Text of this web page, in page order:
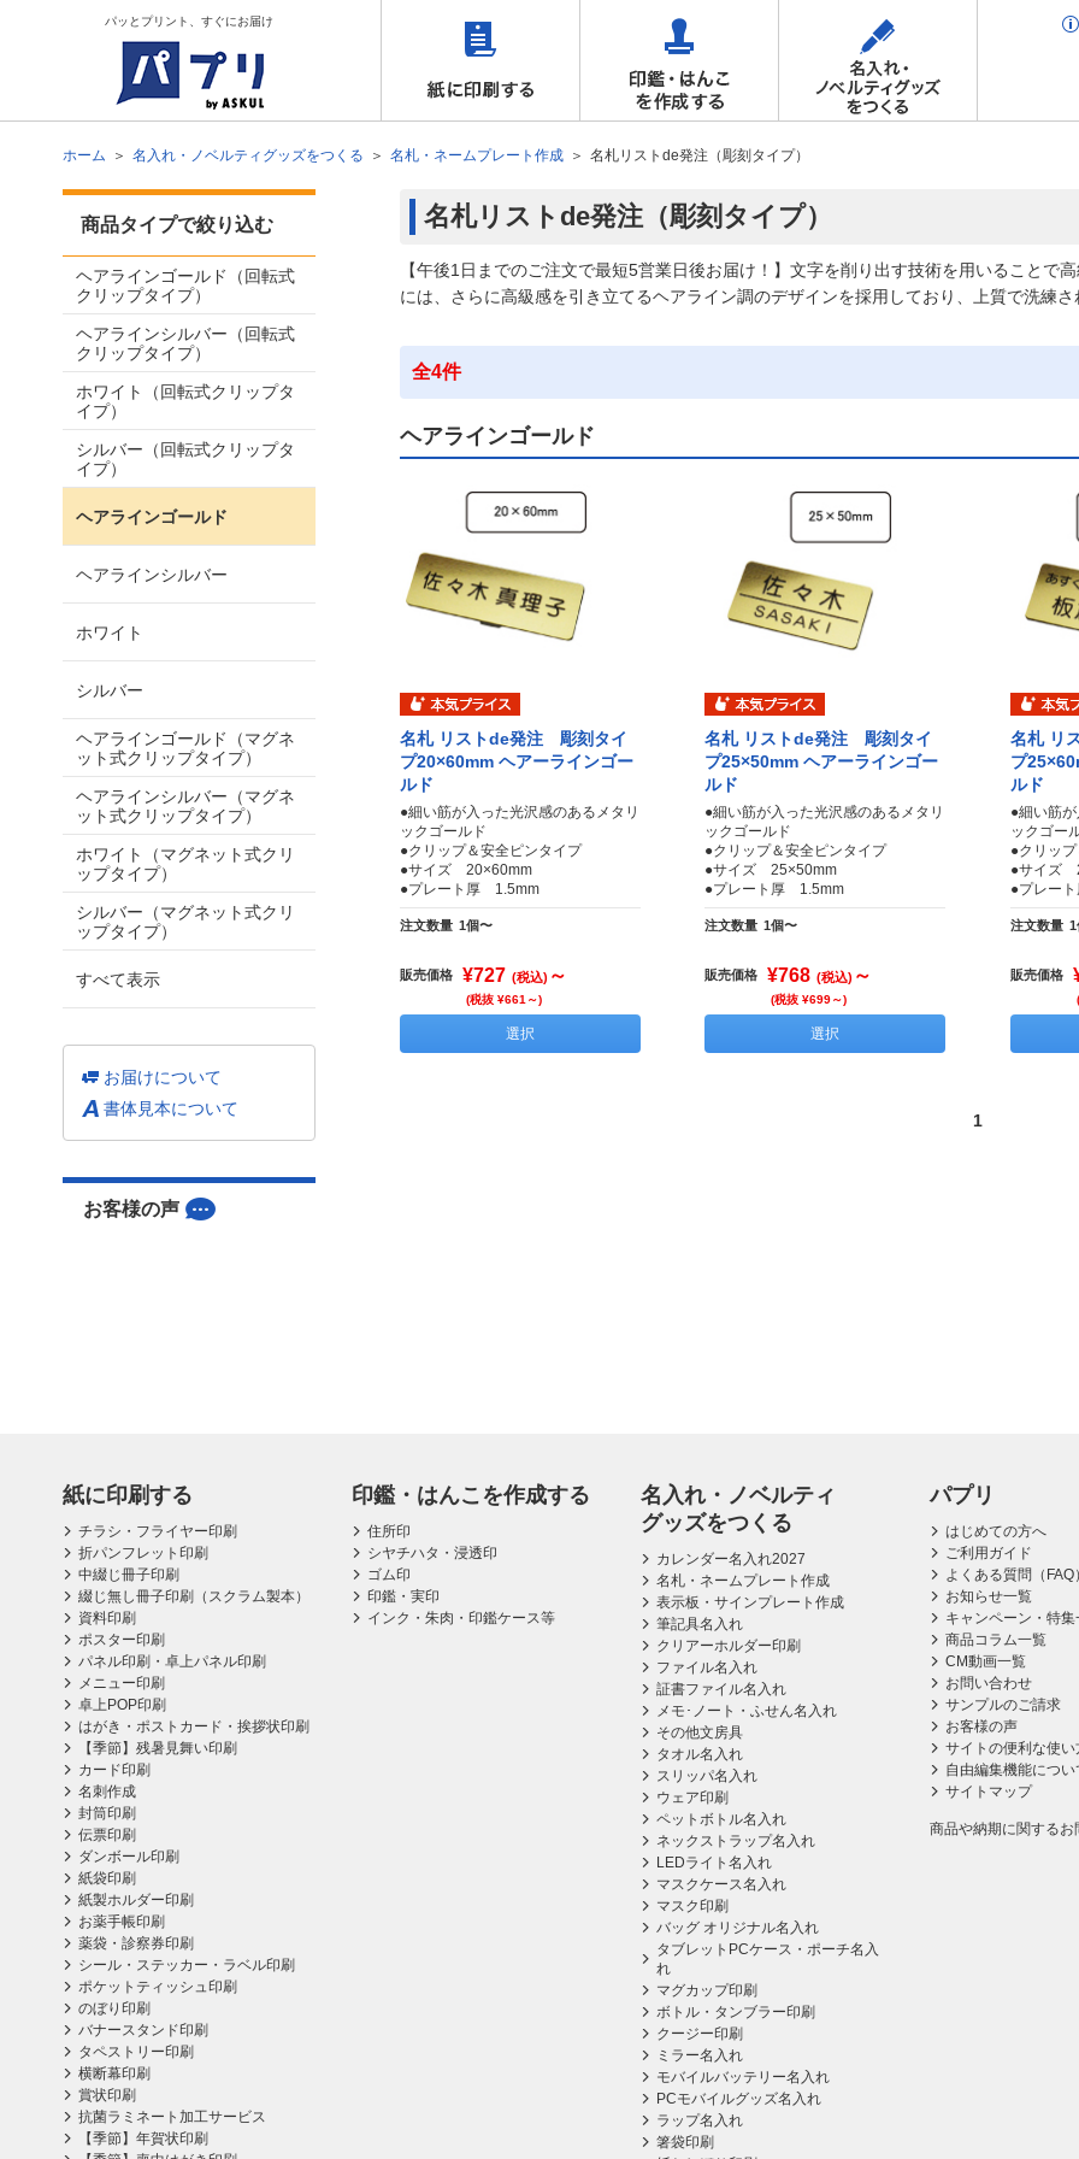
パッとプリント、すぐにお届け
ホーム 名入れ・ノベルティグッズをつくる 名札・ネームプレート作成 名札リストde発注（彫刻タイプ）
名札リストde発注（彫刻タイプ）
【午後1日までのご注文で最短5営業日後お届け！】文字を削り出す技術を用いることで
には、さらに高級感を引き立てるヘアライン調のデザインを採用しており、上質で洗練さ
全4件
ヘアラインゴールド
名札 リストde発注 彫刻タイ
プ20×60mm ヘアーラインゴー
ルド
●細い筋が入った光沢感のあるメタリ
ックゴールド
●クリップ＆安全ピンタイプ
●サイズ 20×60mm
●プレート厚 1.5mm
注文数量 1個〜
販売価格 ¥727 (税込) ～
(税抜 ¥661～)
選択
名札 リストde発注 彫刻タイ
プ25×50mm ヘアーラインゴー
ルド
●細い筋が入った光沢感のあるメタリ
ックゴールド
●クリップ＆安全ピンタイプ
●サイズ 25×50mm
●プレート厚 1.5mm
注文数量 1個〜
販売価格 ¥768 (税込) ～
(税抜 ¥699～)
選択
名札 リ
プ
ルド
●細い筋
ックゴー
●クリッ
●サイズ
●プレー
注文数量 1
販売価格
1
商品タイプで絞り込む
ヘアラインゴールド（回転式
クリップタイプ）
ヘアラインシルバー（回転式
クリップタイプ）
ホワイト（回転式クリップタ
イプ）
シルバー（回転式クリップタ
イプ）
ヘアラインゴールド
ヘアラインシルバー
ホワイト
シルバー
ヘアラインゴールド（マグネ
ット式クリップタイプ）
ヘアラインシルバー（マグネ
ット式クリップタイプ）
ホワイト（マグネット式クリ
ップタイプ）
シルバー（マグネット式クリ
ップタイプ）
すべて表示
お届けについて
書体見本について
お客様の声
紙に印刷する
チラシ・フライヤー印刷
折パンフレット印刷
中綴じ冊子印刷
綴じ無し冊子印刷（スクラム製本）
資料印刷
ポスター印刷
パネル印刷・卓上パネル印刷
メニュー印刷
卓上POP印刷
はがき・ポストカード・挨拶状印刷
【季節】残暑見舞い印刷
カード印刷
名刺作成
封筒印刷
伝票印刷
ダンボール印刷
紙袋印刷
紙製ホルダー印刷
お薬手帳印刷
薬袋・診察券印刷
シール・ステッカー・ラベル印刷
ポケットティッシュ印刷
のぼり印刷
バナースタンド印刷
タペストリー印刷
横断幕印刷
賞状印刷
抗菌ラミネート加工サービス
【季節】年賀状印刷
印鑑・はんこを作成する
住所印
シヤチハタ・浸透印
ゴム印
印鑑・実印
インク・朱肉・印鑑ケース等
名入れ・ノベルティ
グッズをつくる
カレンダー名入れ2027
名札・ネームプレート作成
表示板・サインプレート作成
筆記具名入れ
クリアーホルダー印刷
ファイル名入れ
証書ファイル名入れ
メモ･ノート・ふせん名入れ
その他文房具
タオル名入れ
スリッパ名入れ
ウェア印刷
ペットボトル名入れ
ネックストラップ名入れ
LEDライト名入れ
マスクケース名入れ
マスク印刷
バッグ オリジナル名入れ
タブレットPCケース・ポーチ名入
れ
マグカップ印刷
ボトル・タンブラー印刷
クージー印刷
ミラー名入れ
モバイルバッテリー名入れ
PCモバイルグッズ名入れ
ラップ名入れ
箸袋印刷
パプリ
はじめての方へ
ご利用ガイド
よくある質問（FAQ
お知らせ一覧
キャンペーン・特集
商品コラム一覧
CM動画一覧
お問い合わせ
サンプルのご請求
お客様の声
サイトの便利な使い
自由編集機能につい
サイトマップ
商品や納期に関するお